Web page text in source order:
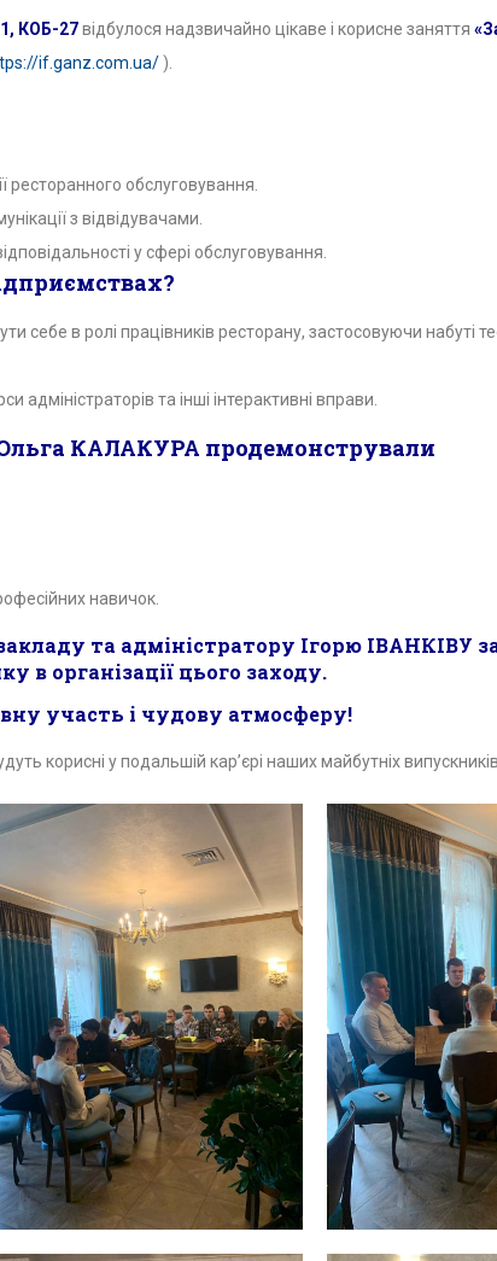
КОБ-27відбулося надзвичайно цікаве і корисне заняття
if.ganz.com.ua/ ).
ресторанного обслуговування.
з відвідувачами.
у сфері обслуговування.
себе в ролі працівників ресторану, застосовуючи набуті
адміністраторів та інші інтерактивні вправи.
КАЛАКУРА продемонстрували
навичок.
та адміністратору Ігорю ІВАНКІВУ
в організації цього заходу.
участь і чудову атмосферу!
корисні у подальшій кар’єрі наших майбутніх